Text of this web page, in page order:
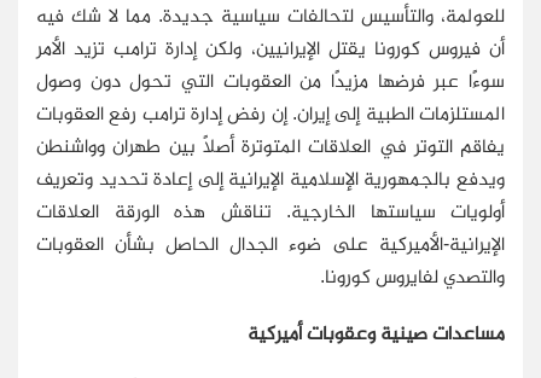
للعولمة، والتأسيس لتحالفات سياسية جديدة. مما لا شك فيه
أن فيروس كورونا يقتل الإيرانيين، ولكن إدارة ترامب تزيد الأمر
سوءًا عبر فرضها مزيدًا من العقوبات التي تحول دون وصول
المستلزمات الطبية إلى إيران. إن رفض إدارة ترامب رفع العقوبات
يفاقم التوتر في العلاقات المتوترة أصلًا بين طهران وواشنطن
ويدفع بالجمهورية الإسلامية الإيرانية إلى إعادة تحديد وتعريف
أولويات سياستها الخارجية. تناقش هذه الورقة العلاقات
الإيرانية-الأميركية على ضوء الجدال الحاصل بشأن العقوبات
والتصدي لفايروس كورونا.
مساعدات صينية وعقوبات أميركية